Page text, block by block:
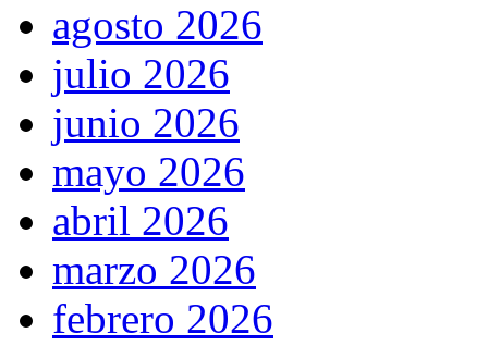
agosto 2026
julio 2026
junio 2026
mayo 2026
abril 2026
marzo 2026
febrero 2026